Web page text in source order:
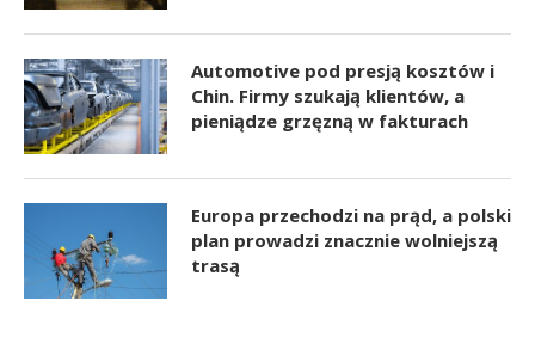
Automotive pod presją kosztów i
Chin. Firmy szukają klientów, a
pieniądze grzęzną w fakturach
Europa przechodzi na prąd, a polski
plan prowadzi znacznie wolniejszą
trasą